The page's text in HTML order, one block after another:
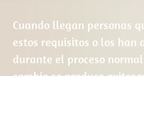
Cuando llegan personas
estos requisitos o los han
durante el proceso
cambio se produce